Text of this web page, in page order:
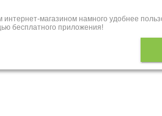
магазином намного удобнее
бесплатного приложения!